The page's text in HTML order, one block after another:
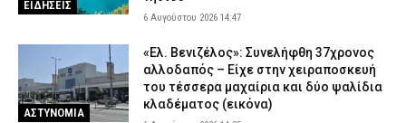
ΕΙΔΗΣΕΙΣ
6 Αυγούστου 2026 14:47
ΑΣΤΥΝΟΜΙΑ
«Ελ. Βενιζέλος»: Συνελήφθη 37χρονος
αλλοδαπός – Είχε στην χειραποσκευή
του τέσσερα μαχαίρια και δύο ψαλίδια
κλαδέματος (εικόνα)